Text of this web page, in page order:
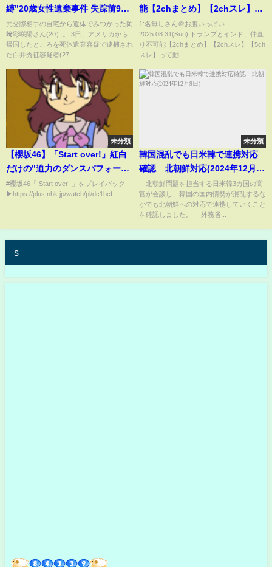
縛”20歳女性遺棄事件 失踪前9回
相談も警察｢ストーカー認識な
し｣元捜査一課長が解説【サン！
シャインニュース】
元交際相手の自宅から遺体でみつかった岡
﨑彩咲陽さん(20）。 3日、アメリカから
帰国したところを死体遺棄容疑で逮捕され
た白井秀征容疑者(27...
能【2chまとめ】【2chスレ】
【5chスレ】
1:名無しさん＠お腹いっぱい
2025.08.31(Sun) トランプとインド、仲直
り不可能【2chまとめ】【2chスレ】【5ch
スレ】って動...
未分類
【櫻坂46】「Start over!」紅白
だけの”迫力のダンスパフォーマ
ンス”を披露！【紅白】｜NHK
#櫻坂46「 Start over! 」をプレイバック
▶https://plus.nhk.jp/watch/pl/dc1bcf...
未分類
韓国混乱でも日米韓で連携対応
確認 北朝鮮対応(2024年12月9
日)
北朝鮮問題を担当する日米韓3カ国の高
官が会談し、韓国の国内情勢が混乱するな
かでも北朝鮮への対応で連携していくこと
を確認しました。 外務省...
s